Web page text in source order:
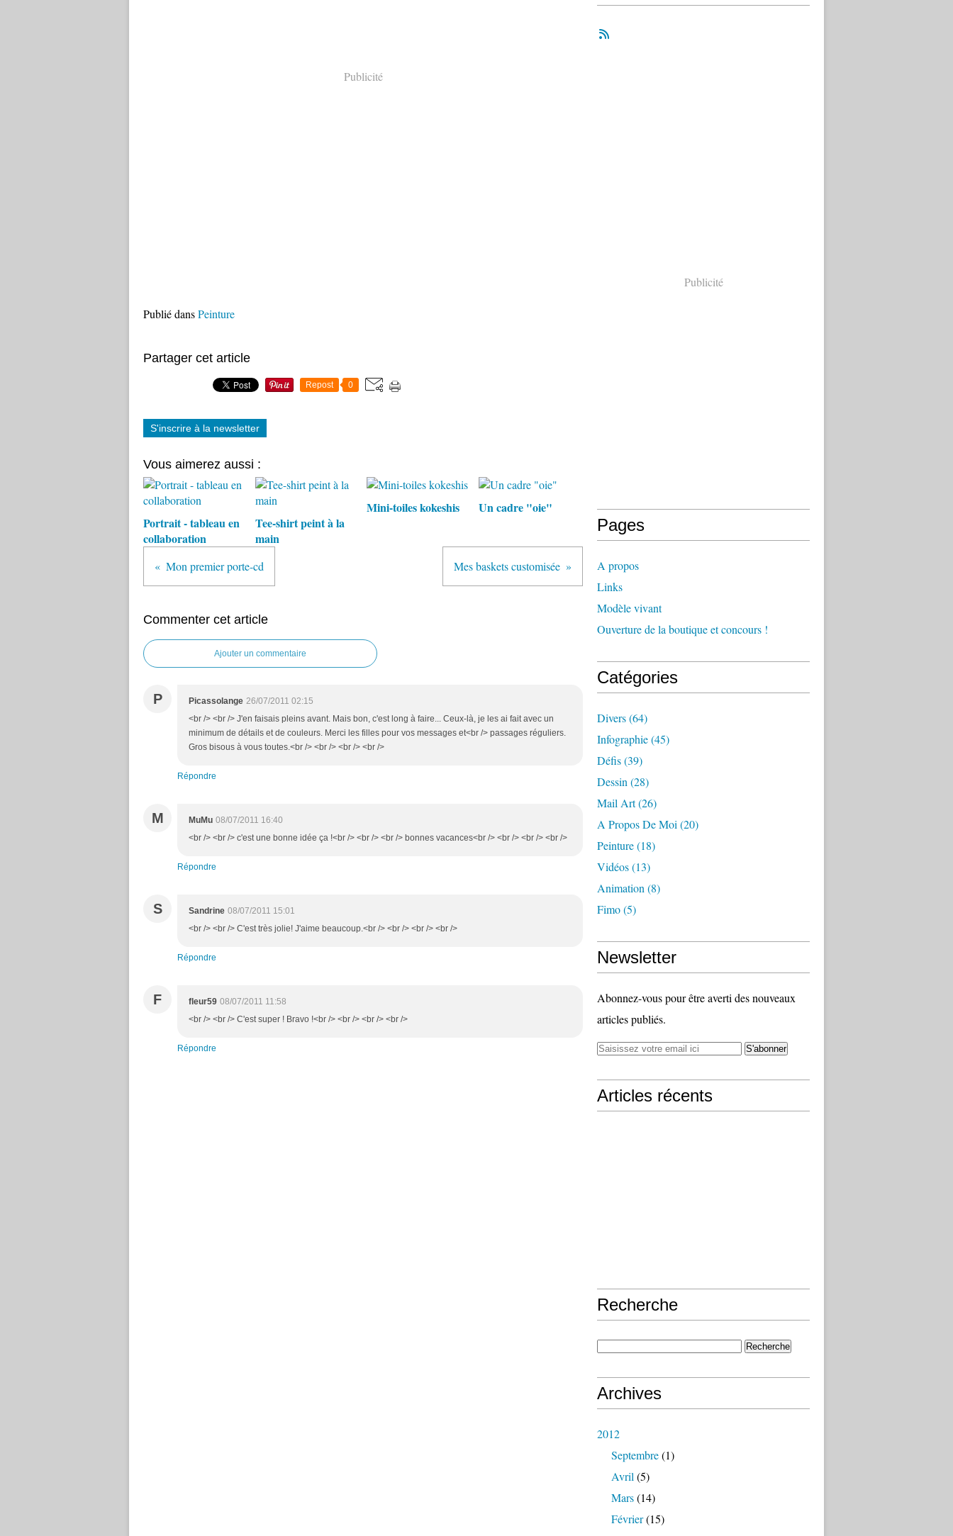
Publicité
Publié dansPeinture
Partager cet article
Repost 0
S'inscrire à la newsletter
Vous aimerez aussi :
Portrait - tableau en
collaboration
Tee-shirt peint à la
main
Mini-toiles kokeshis Un cadre "oie"
Mon premier porte-cd Mes baskets customisée
Commenter cet article
Ajouter un commentaire
P Picassolange 26/07/2011 02:15
<br /> <br /> J'en faisais pleins avant. Mais bon, c'est long à faire... Ceux-là, je les ai fait avec un
minimum de détails et de couleurs. Merci les filles pour vos messages et<br /> passages réguliers.
Gros bisous à vous toutes.<br /> <br /> <br /> <br />
Répondre
M MuMu 08/07/2011 16:40
<br /> <br /> c'est une bonne idée ça !<br /> <br /> <br /> bonnes vacances<br /> <br /> <br /> <br />
Répondre
S Sandrine 08/07/2011 15:01
<br /> <br /> C'est très jolie! J'aime beaucoup.<br /> <br /> <br /> <br />
Répondre
F fleur59 08/07/2011 11:58
<br /> <br /> C'est super ! Bravo !<br /> <br /> <br /> <br />
Répondre
Publicité
Pages
A propos
Links
Modèle vivant
Ouverture de la boutique et concours !
Catégories
Divers(64)
Infographie(45)
Défis(39)
Dessin (28)
Mail Art(26)
A Propos De Moi (20)
Peinture(18)
Vidéos(13)
Animation (8)
Fimo(5)
Newsletter
Abonnez-vous pour être averti des nouveaux
articles publiés.
Articles récents
Recherche
Archives
2012
Septembre(1)
Avril (5)
Mars(14)
Février(15)